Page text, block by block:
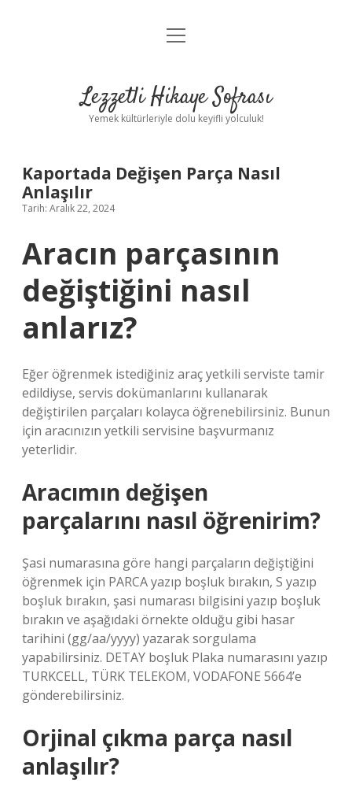
Anasayfa
Yasal Uyarı
menüyü
Lezzetli Hikaye Sofrası
Yemek kültürleriyle dolu keyifli yolculuk!
Kaportada Değişen Parça Nasıl
Anlaşılır
Tarih: Aralık 22, 2024
Aracın parçasının
değiştiğini nasıl
anlarız?
Eğer öğrenmek istediğiniz araç yetkili serviste tamir
edildiyse, servis dokümanlarını kullanarak
değiştirilen parçaları kolayca öğrenebilirsiniz. Bunun
için aracınızın yetkili servisine başvurmanız
yeterlidir.
Aracımın değişen
parçalarını nasıl öğrenirim?
Şasi numarasına göre hangi parçaların değiştiğini
öğrenmek için PARCA yazıp boşluk bırakın, S yazıp
boşluk bırakın, şasi numarası bilgisini yazıp boşluk
bırakın ve aşağıdaki örnekte olduğu gibi hasar
tarihini (gg/aa/yyyy) yazarak sorgulama
yapabilirsiniz. DETAY boşluk Plaka numarasını yazıp
TURKCELL, TÜRK TELEKOM, VODAFONE 5664’e
gönderebilirsiniz.
Orjinal çıkma parça nasıl
anlaşılır?